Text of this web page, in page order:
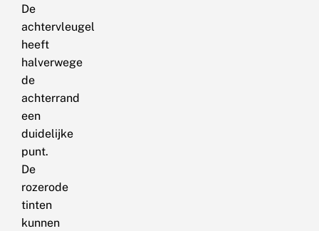
De
achtervleugel
heeft
halverwege
de
achterrand
een
duidelijke
punt.
De
rozerode
tinten
kunnen